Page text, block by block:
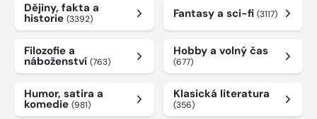
Dějiny, fakta a
historie (3392) Fantasy a sci-fi (3117)
Filozofie a
náboženství (763)
Hobby a volný čas
(677)
Humor, satira a
komedie (981)
Klasická literatura
(356)